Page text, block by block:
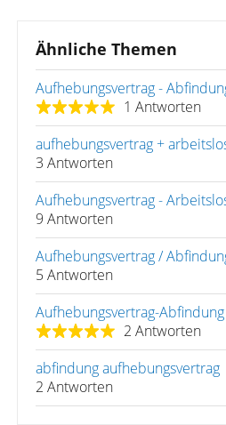
Ähnliche Themen
Aufhebungsvertrag -
1 Antworten
aufhebungsvertrag +
3 Antworten
Aufhebungsvertrag -
9 Antworten
Aufhebungsvertrag /
5 Antworten
Aufhebungsvertrag-Abfindung
2 Antworten
abfindung aufhebungsvertrag
2 Antworten